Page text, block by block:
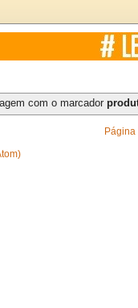
com o marcador
Página